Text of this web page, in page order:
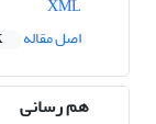
اصل مقاله
هم رسانی